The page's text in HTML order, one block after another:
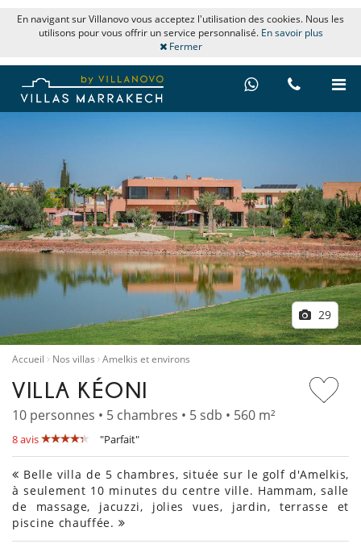
En navigant sur Villanovo vous acceptez l'utilisation des cookies. Nous les
utilisons pour vous offrir un service personnalisé. En savoir plus
Fermer
29
Accueil Nos villas Amelkis et environs
VILLA KÉONI
10 personnes • 5 chambres • 5 sdb • 560 m²
8 avis "Parfait"
Belle villa de 5 chambres, située sur le golf d'Amelkis,
à seulement 10 minutes du centre ville. Hammam, salle
de massage, jacuzzi, jolies vues, jardin, terrasse et
piscine chauffée.